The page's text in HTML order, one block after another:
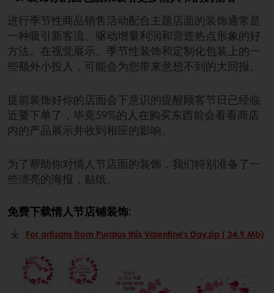
进行季节性商品销售活动配合主题店面的装饰通常是
一种吸引新客流、驱动增量利润和营造热点形象的好
方法。在视觉展示、季节性装饰和定制化包装上的一
些额外小投入，可能会为您带来意想不到的大回报。
提前装饰好你的店面会下意识的提醒顾客节日已经临
近要下单了，毕竟59%的人在购买东西前会看看商店
内的产品展示并收到相应的影响。
为了帮助你对情人节店面的装饰，我们特别准备了一
些漂亮的海报，贴纸。
免费下载情人节店铺装饰:
For artisans from Puratos this Valentine's Day.zip ( 24.9 Mb)